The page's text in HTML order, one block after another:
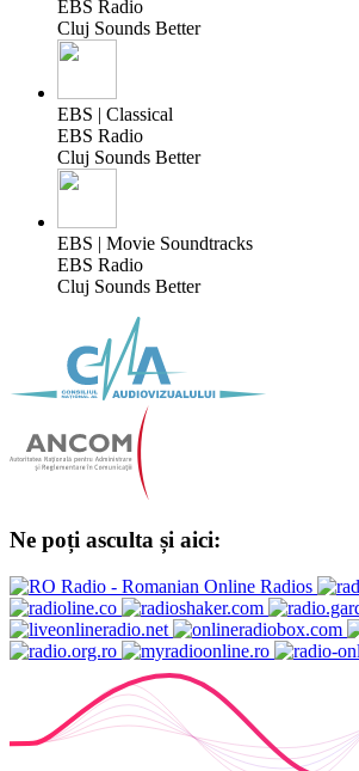
EBS Radio
Cluj Sounds Better
EBS | Classical
EBS Radio
Cluj Sounds Better
EBS | Movie Soundtracks
EBS Radio
Cluj Sounds Better
Ne poți asculta și aici: